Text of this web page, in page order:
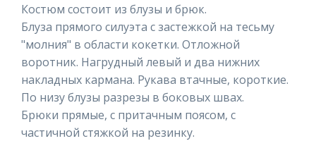
Костюм состоит из блузы и брюк.
Блуза прямого силуэта с застежкой на тесьму
"молния" в области кокетки. Отложной
воротник. Нагрудный левый и два нижних
накладных кармана. Рукава втачные, короткие.
По низу блузы разрезы в боковых швах.
Брюки прямые, с притачным поясом, с
частичной стяжкой на резинку.